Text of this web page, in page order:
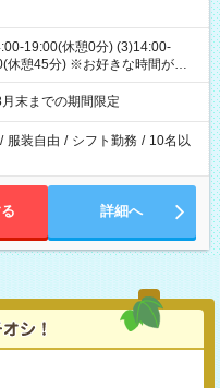
19:00(休憩0分) (3)14:00-
憩45分) ※お好きな時間が選べ
末までの期間限定
/ 服装自由 / シフト勤務 / 10名以
詳細へ